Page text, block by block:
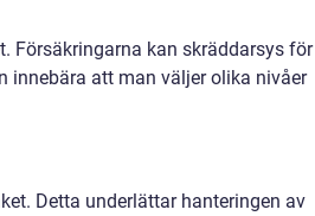
Försäkringarna kan skräddarsys för
innebära att man väljer olika nivåer
Detta underlättar hanteringen av